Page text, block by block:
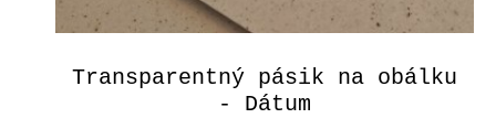
Transparentný pásik na obálku
- Dátum